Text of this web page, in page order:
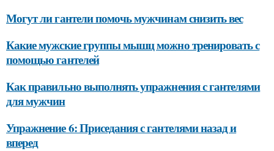
Могут ли гантели помочь мужчинам снизить вес
Какие мужские группы мышц можно тренировать с
помощью гантелей
Как правильно выполнять упражнения с гантелями
для мужчин
Упражнение 6: Приседания с гантелями назад и
вперед